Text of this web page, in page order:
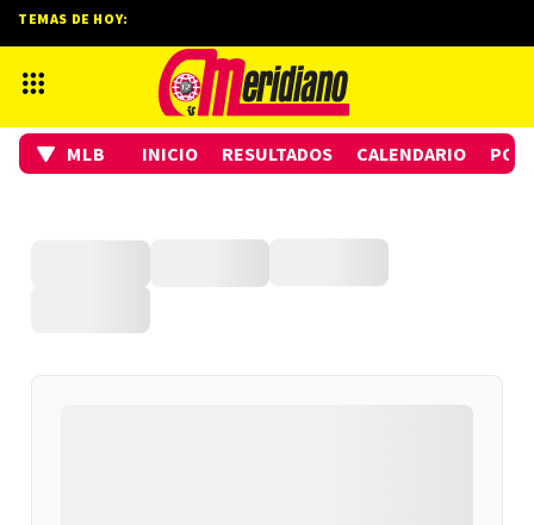
MLB INICIO RESULTADOS CALENDARIO
TEMAS DE HOY: